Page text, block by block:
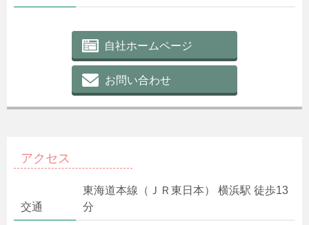
自社ホームページ
お問い合わせ
アクセス
交通
東海道本線（ＪＲ東日本） 横浜駅 徒歩13
分